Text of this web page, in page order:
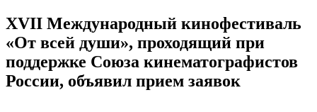
XVII Международный кинофестиваль
«От всей души», проходящий при
поддержке Союза кинематографистов
России, объявил прием заявок